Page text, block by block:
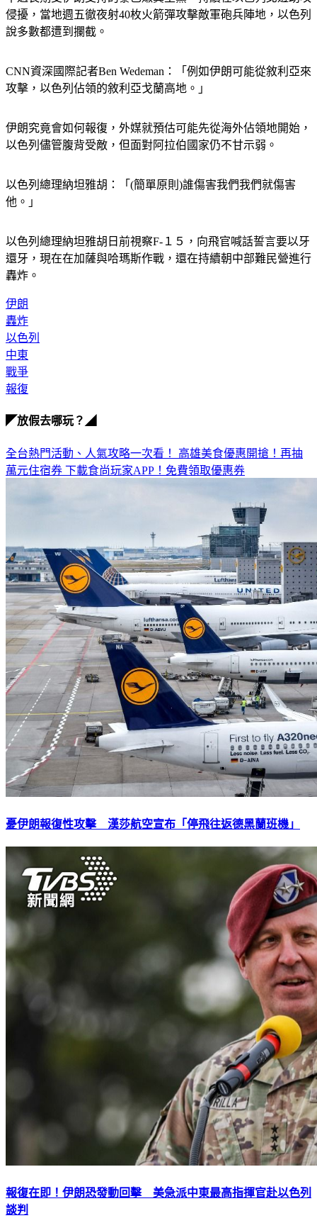
侵擾，當地週五徹夜射40枚火箭彈攻擊敵軍砲兵陣地，以色列
說多數都遭到攔截。
CNN資深國際記者Ben Wedeman：「例如伊朗可能從敘利亞來
攻擊，以色列佔領的敘利亞戈蘭高地。」
伊朗究竟會如何報復，外媒就預估可能先從海外佔領地開始，
以色列儘管腹背受敵，但面對阿拉伯國家仍不甘示弱。
以色列總理納坦雅胡：「(簡單原則)誰傷害我們我們就傷害
他。」
以色列總理納坦雅胡日前視察F-１５，向飛官喊話誓言要以牙
還牙，現在在加薩與哈瑪斯作戰，還在持續朝中部難民營進行
轟炸。
伊朗
轟炸
以色列
中東
戰爭
報復
◤放假去哪玩？◢
全台熱門活動、人氣攻略一次看！ 高雄美食優惠開搶！再抽
萬元住宿券 下載食尚玩家APP！免費領取優惠券
憂伊朗報復性攻擊 漢莎航空宣布「停飛往返德黑蘭班機」
報復在即！伊朗恐發動回擊 美急派中東最高指揮官赴以色列
談判